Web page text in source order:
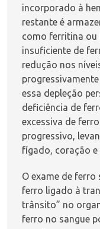
incorporado à
restante é
como ferritina ou
insuficiente de
redução nos
essa depleção
deficiência de
excessiva de
progressivo,
fígado, coração e
O exame de
ferro ligado à
trânsito” no
ferro no sangue